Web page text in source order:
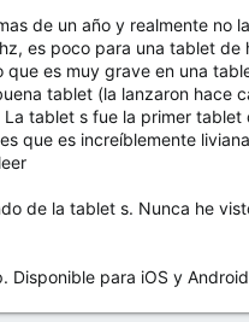
de un año y realmente no
es poco para una tablet
que es muy grave en una
tablet (la lanzaron hace
tablet s fue la primer
que es increíblemente
de la tablet s. Nunca he
Disponible para iOS y Android